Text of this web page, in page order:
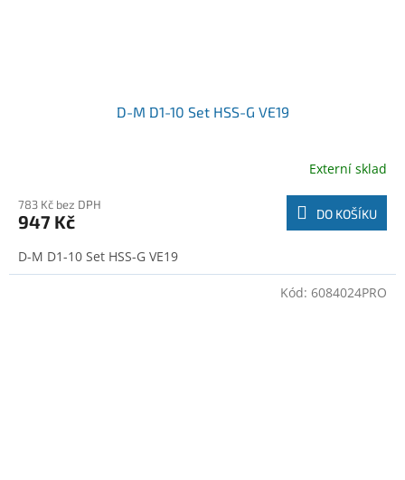
D-M D1-10 Set HSS-G VE19
Externí sklad
783 Kč bez DPH
947 Kč DO KOŠÍKU
D-M D1-10 Set HSS-G VE19
Kód: 6084024PRO